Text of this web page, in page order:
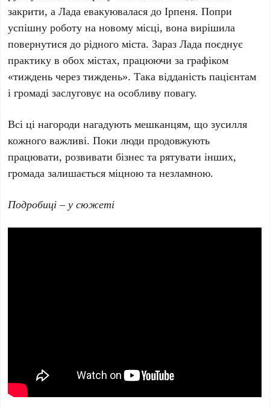
закрити, а Лада евакуювалася до Ірпеня. ​Попри
успішну роботу на новому місці, вона вирішила
повернутися до рідного міста. Зараз Лада поєднує
практику в обох містах, працюючи за графіком
«тиждень через тиждень». Така відданість пацієнтам
і громаді заслуговує на особливу повагу. ​
Всі ці нагороди нагадують мешканцям, що зусилля
кожного важливі. Поки люди продовжують
працювати, розвивати бізнес та рятувати інших,
громада залишається міцною та незламною.
Подробиці – у сюжеті